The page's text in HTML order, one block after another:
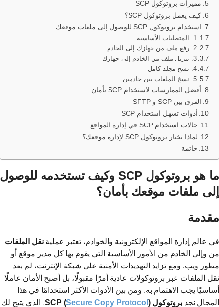
مميزات بروتوكول SCP
كيف يعمل بروتوكول SCP؟
استخدام بروتوكول SCP للوصول إلى ملفات موقعك
1. المتطلبات الأساسية
2. رفع ملف من جهازك إلى الخادم
3. تنزيل ملف من الخادم إلى جهازك
4. نسخ مجلد كامل
5. نسخ الملفات بين خادمين
أفضل الممارسات لاستخدام SCP بأمان
الفرق بين SCP و SFTP
أدوات تسهل استخدام SCP
حالات استخدام SCP في إدارة المواقع
لماذا تختار بروتوكول SCP لإدارة موقعك؟
خاتمة
ما هو بروتوكول SCP وكيف تستخدمه للوصول
إلى ملفات موقعك بأمان؟
مقدمة
في عالم إدارة المواقع الإلكترونية والخوادم، تعتبر عملية نقل الملفات
من وإلى الخادم من الأمور الأساسية التي يقوم بها كل مدير موقع أو
مطور ويب. ومع تزايد التهديدات الأمنية على شبكة الإنترنت، لم يعد
نقل الملفات عبر بروتوكولات عادية أمرًا مقبولًا، بل أصبح الأمان عاملًا
أساسيًا يجب الاهتمام به. ومن بين الأدوات الأكثر استخدامًا في هذا
المجال نجد بروتوكول SCP ( Secure Copy Protocol )
، الذي يتيح لك